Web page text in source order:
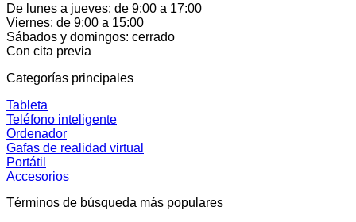
De lunes a jueves: de 9:00 a 17:00
Viernes: de 9:00 a 15:00
Sábados y domingos: cerrado
Con cita previa
Categorías principales
Tableta
Teléfono inteligente
Ordenador
Gafas de realidad virtual
Portátil
Accesorios
Términos de búsqueda más populares